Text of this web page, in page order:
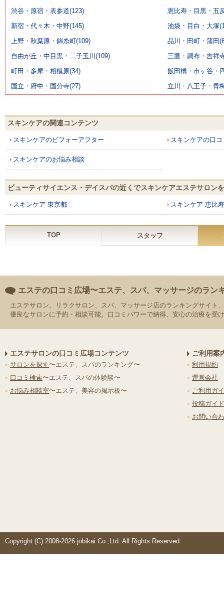
渋谷・原宿・表参道(123)
恵比寿・目黒・五
新宿・代々木・中野(145)
池袋・目白・大塚
上野・秋葉原・錦糸町(109)
品川・田町・蒲田
自由が丘・中目黒・二子玉川(109)
三鷹・調布・吉祥
町田・多摩・相模原(34)
飯田橋・市ヶ谷・
国立・府中・国分寺(27)
立川・八王子・青
スキンケアの関連コンテンツ
スキンケアのビフォーアフター スキンケアの口コ
スキンケアのお悩み相談
ビューティサイエンス・デイスパの近くでスキンケアエステサロン
スキンケア 東京都 スキンケア 恵比
TOP スタッフ
エステの口コミ広場〜エステ、スパ、マッサージのラン
エステサロン、リラクサロン、スパ、マッサージ店のランキングサイト
優良なサロンに予約・相談可能。口コミパワーで納得、安心の治療を受
エステサロンの口コミ広場コンテンツ
サロンを探す〜エステ、スパのランキング〜
口コミ検索〜エステ、スパの体験談〜
お悩み相談室〜エステ、美容の掲示板〜
ご利用案
利用規約
運営会社
ご利用ガ
投稿ガイ
お問い合
Copyright (C) 2008-2026 jobikai Co.,Ltd. All Rights Reserved.